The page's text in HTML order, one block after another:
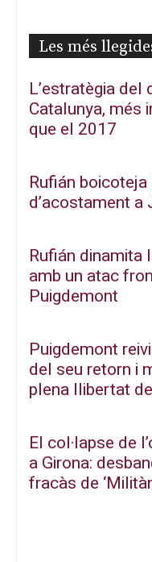
Les més
L’estratègia
Catalunya, més
que el 2017
Rufián boicoteja
d’acostament a
Rufián dinamita
amb un atac
Puigdemont
Puigdemont
del seu retorn i
plena llibertat
El col·lapse de
a Girona:
fracàs de